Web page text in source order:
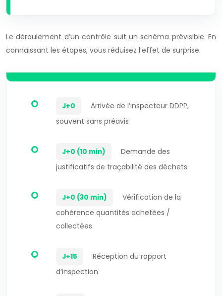
Le déroulement d’un contrôle suit un schéma prévisible. En
connaissant les étapes, vous réduisez l’effet de surprise.
J+0
Arrivée de l’inspecteur DDPP,
souvent sans préavis
J+0 (10 min)
Demande des
justificatifs de traçabilité des déchets
J+0 (30 min)
Vérification de la
cohérence quantités achetées /
collectées
J+15
Réception du rapport
d’inspection